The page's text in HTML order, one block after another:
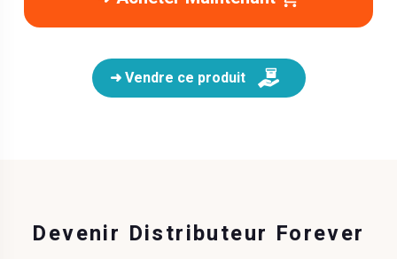
➜ Vendre ce produit
Devenir Distributeur Forever